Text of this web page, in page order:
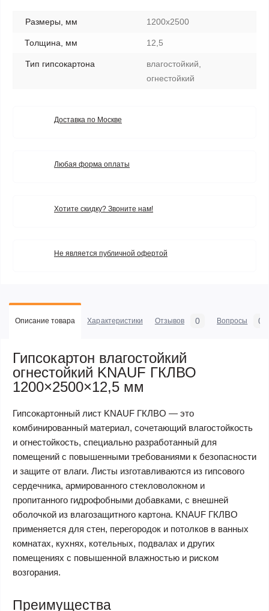
Размеры, мм 1200х2500
Толщина, мм 12,5
Тип гипсокартона
влагостойкий,
огнестойкий
Доставка по Москве
Любая форма оплаты
Хотите скидку? Звоните нам!
Не является публичной офертой
Описание товара Характеристики Отзывов 0 Вопросы 0
Гипсокартон влагостойкий
огнестойкий KNAUF ГКЛВО
1200×2500×12,5 мм
Гипсокартонный лист KNAUF ГКЛВО — это
комбинированный материал, сочетающий влагостойкость
и огнестойкость, специально разработанный для
помещений с повышенными требованиями к безопасности
и защите от влаги. Листы изготавливаются из гипсового
сердечника, армированного стекловолокном и
пропитанного гидрофобными добавками, с внешней
оболочкой из влагозащитного картона. KNAUF ГКЛВО
применяется для стен, перегородок и потолков в ванных
комнатах, кухнях, котельных, подвалах и других
помещениях с повышенной влажностью и риском
возгорания.
Преимущества